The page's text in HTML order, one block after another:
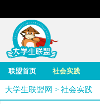
联盟首页 社会实践
大学生联盟网 > 社会实践